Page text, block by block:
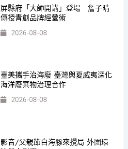
屏縣府「大師開講」登場 詹子晴
傳授青創品牌經營術
2026-08-08
臺美攜手治海廢 臺灣與夏威夷深化
海洋廢棄物治理合作
2026-08-08
影音/父親節白海豚來攪局 外圍環